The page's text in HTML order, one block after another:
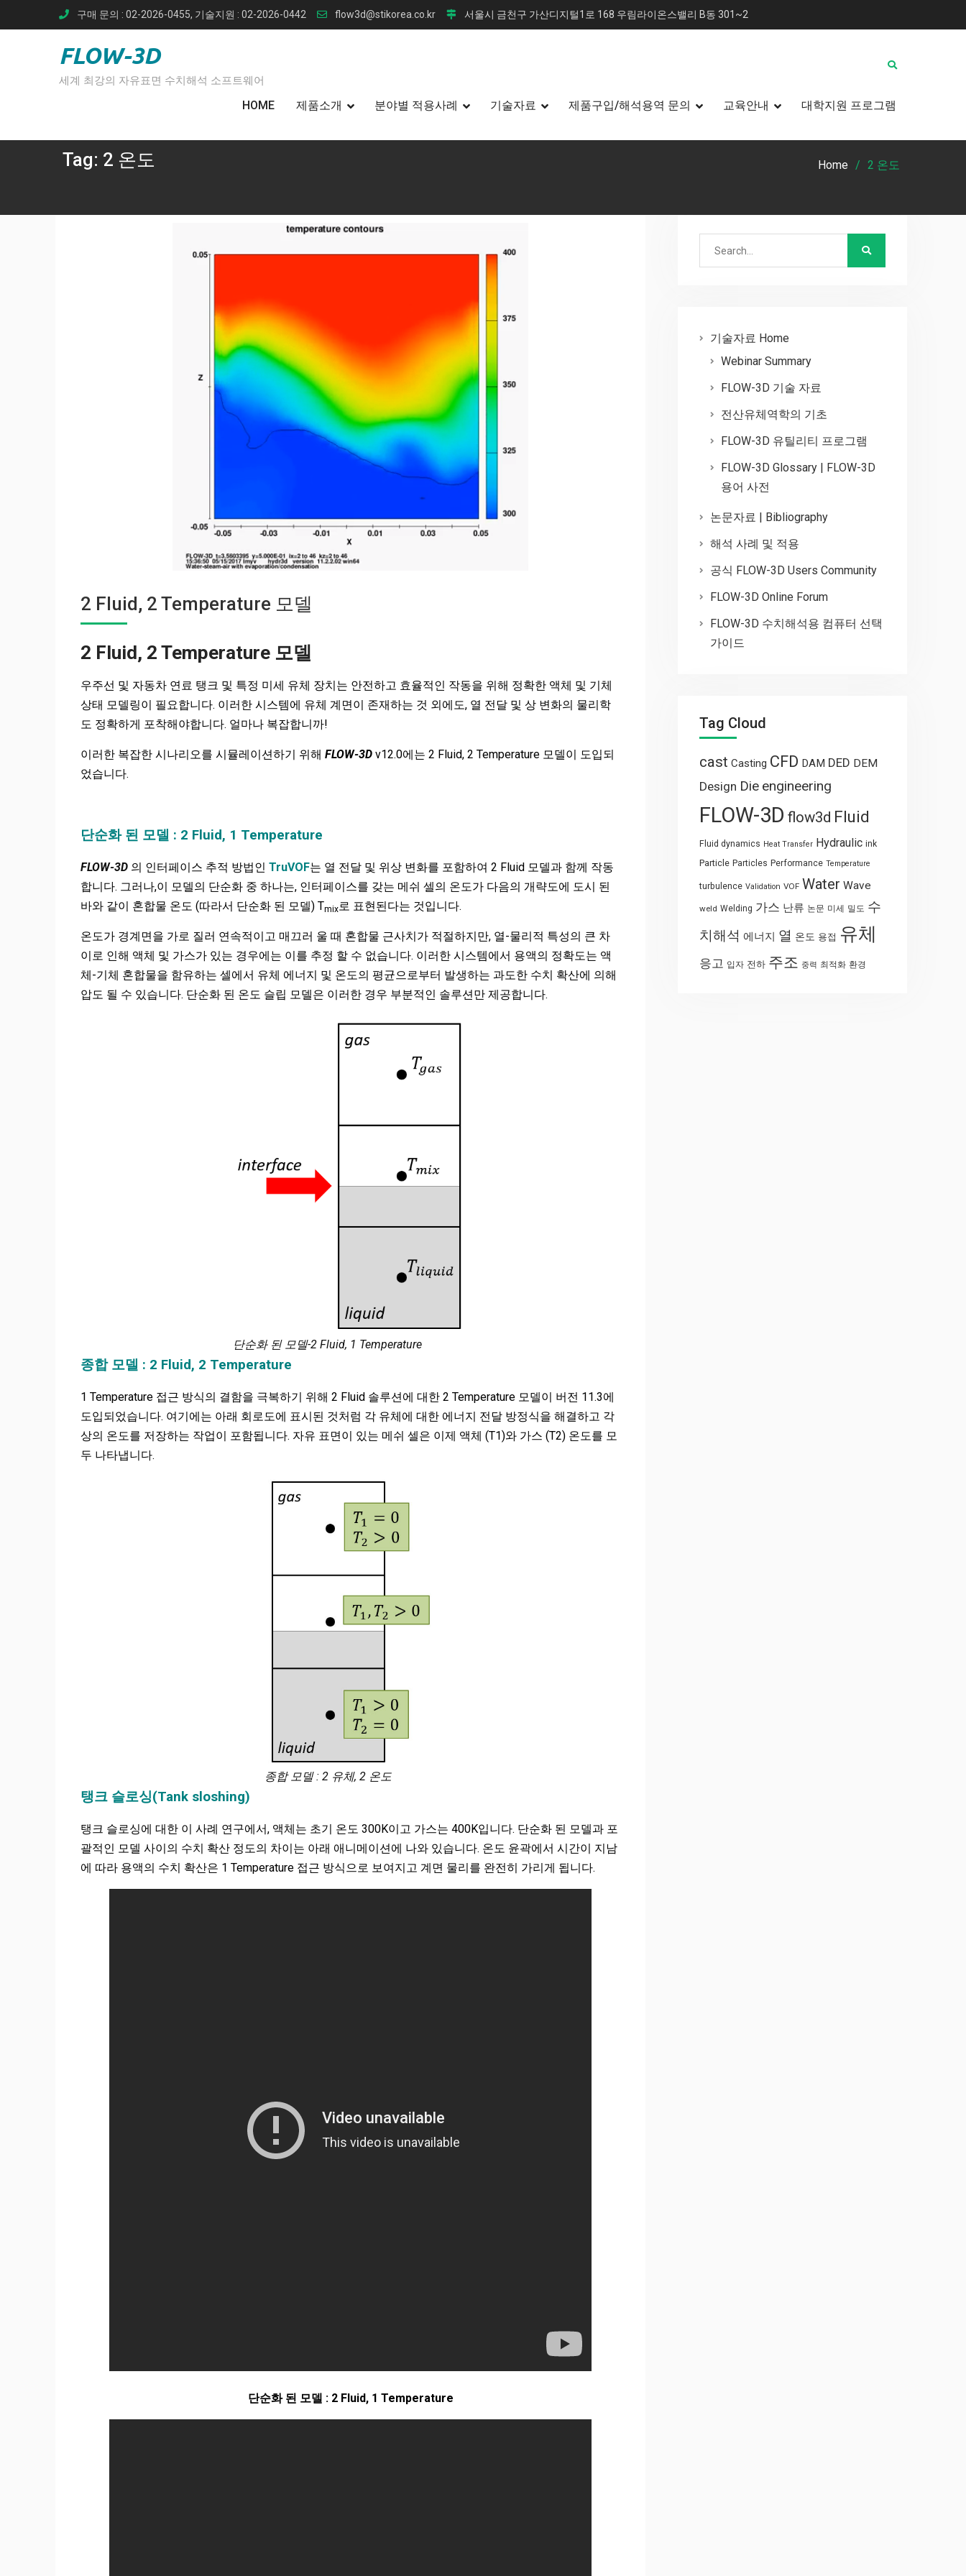
to
구매 문의 : 02-2026-0455, 기술지원 : 02-2026-0442 flow3d@stikorea.co.kr 서울시 금천구 가산디지털1로 168 우림라이온스밸리 B동 301~2
FLOW-3D
세계 최강의 자유표면 수치해석 소프트웨어
HOME 제품소개 분야별 적용사례 기술자료 제품구입/해석용역 문의 교육안내 대학지원 프로그램
Tag: 2 온도 Home 2 온도
2 Fluid, 2 Temperature 모델
2 Fluid, 2 Temperature 모델
우주선 및 자동차 연료 탱크 및 특정 미세 유체 장치는 안전하고 효율적인 작동을 위해 정확한 액체 및 기체
상태 모델링이 필요합니다. 이러한 시스템에 유체 계면이 존재하는 것 외에도, 열 전달 및 상 변화의 물리학
도 정확하게 포착해야합니다. 얼마나 복잡합니까!
이러한 복잡한 시나리오를 시뮬레이션하기 위해 FLOW-3D v12.0에는 2 Fluid, 2 Temperature 모델이 도입되
었습니다.
단순화 된 모델 : 2 Fluid, 1 Temperature
FLOW-3D 의 인터페이스 추적 방법인 TruVOF는 열 전달 및 위상 변화를 포함하여 2 Fluid 모델과 함께 작동
합니다. 그러나,이 모델의 단순화 중 하나는, 인터페이스를 갖는 메쉬 셀의 온도가 다음의 개략도에 도시 된
바와 같이 혼합물 온도 (따라서 단순화 된 모델) Tmix로 표현된다는 것입니다.
온도가 경계면을 가로 질러 연속적이고 매끄러 울 때 혼합물 근사치가 적절하지만, 열-물리적 특성의 큰 차
이로 인해 액체 및 가스가 있는 경우에는 이를 추정 할 수 없습니다. 이러한 시스템에서 용액의 정확도는 액
체-기체 혼합물을 함유하는 셀에서 유체 에너지 및 온도의 평균으로부터 발생하는 과도한 수치 확산에 의해
압도 될 수 있습니다. 단순화 된 온도 슬립 모델은 이러한 경우 부분적인 솔루션만 제공합니다.
단순화 된 모델-2 Fluid, 1 Temperature
종합 모델 : 2 Fluid, 2 Temperature
1 Temperature 접근 방식의 결함을 극복하기 위해 2 Fluid 솔루션에 대한 2 Temperature 모델이 버전 11.3에
도입되었습니다. 여기에는 아래 회로도에 표시된 것처럼 각 유체에 대한 에너지 전달 방정식을 해결하고 각
상의 온도를 저장하는 작업이 포함됩니다. 자유 표면이 있는 메쉬 셀은 이제 액체 (T1)와 가스 (T2) 온도를 모
두 나타냅니다.
종합 모델 : 2 유체, 2 온도
탱크 슬로싱(Tank sloshing)
탱크 슬로싱에 대한 이 사례 연구에서, 액체는 초기 온도 300K이고 가스는 400K입니다. 단순화 된 모델과 포
괄적인 모델 사이의 수치 확산 정도의 차이는 아래 애니메이션에 나와 있습니다. 온도 윤곽에서 시간이 지남
에 따라 용액의 수치 확산은 1 Temperature 접근 방식으로 보여지고 계면 물리를 완전히 가리게 됩니다.
단순화 된 모델 : 2 Fluid, 1 Temperature
기술자료 Home
Webinar Summary
FLOW-3D 기술 자료
전산유체역학의 기초
FLOW-3D 유틸리티 프로그램
FLOW-3D Glossary | FLOW-3D
용어 사전
논문자료 | Bibliography
해석 사례 및 적용
공식 FLOW-3D Users Community
FLOW-3D Online Forum
FLOW-3D 수치해석용 컴퓨터 선택
가이드
Tag Cloud
cast Casting CFD DAM DED DEM
Design Die engineering
FLOW-3D flow3d Fluid
Fluid dynamics Heat Transfer Hydraulic ink
Particle Particles Performance Temperature
turbulence Validation VOF Water Wave
weld Welding 가스 난류 논문 미세 밀도 수
치해석 에너지 열 온도 용접 유체
응고 입자 전하 주조 중력 최적화 환경